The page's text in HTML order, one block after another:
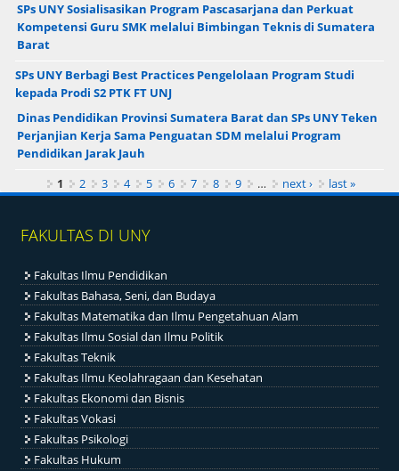
SPs UNY Sosialisasikan Program Pascasarjana dan Perkuat
Kompetensi Guru SMK melalui Bimbingan Teknis di Sumatera
Barat
SPs UNY Berbagi Best Practices Pengelolaan Program Studi
kepada Prodi S2 PTK FT UNJ
Dinas Pendidikan Provinsi Sumatera Barat dan SPs UNY Teken
Perjanjian Kerja Sama Penguatan SDM melalui Program
Pendidikan Jarak Jauh
Pages 1 2 3 4 5 6 7 8 9 … next › last »
FAKULTAS DI UNY
Fakultas Ilmu Pendidikan
Fakultas Bahasa, Seni, dan Budaya
Fakultas Matematika dan Ilmu Pengetahuan Alam
Fakultas Ilmu Sosial dan Ilmu Politik
Fakultas Teknik
Fakultas Ilmu Keolahragaan dan Kesehatan
Fakultas Ekonomi dan Bisnis
Fakultas Vokasi
Fakultas Psikologi
Fakultas Hukum